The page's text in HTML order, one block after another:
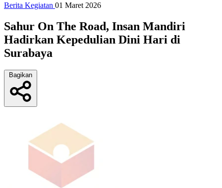
Berita Kegiatan 01 Maret 2026
Sahur On The Road, Insan Mandiri
Hadirkan Kepedulian Dini Hari di
Surabaya
Bagikan